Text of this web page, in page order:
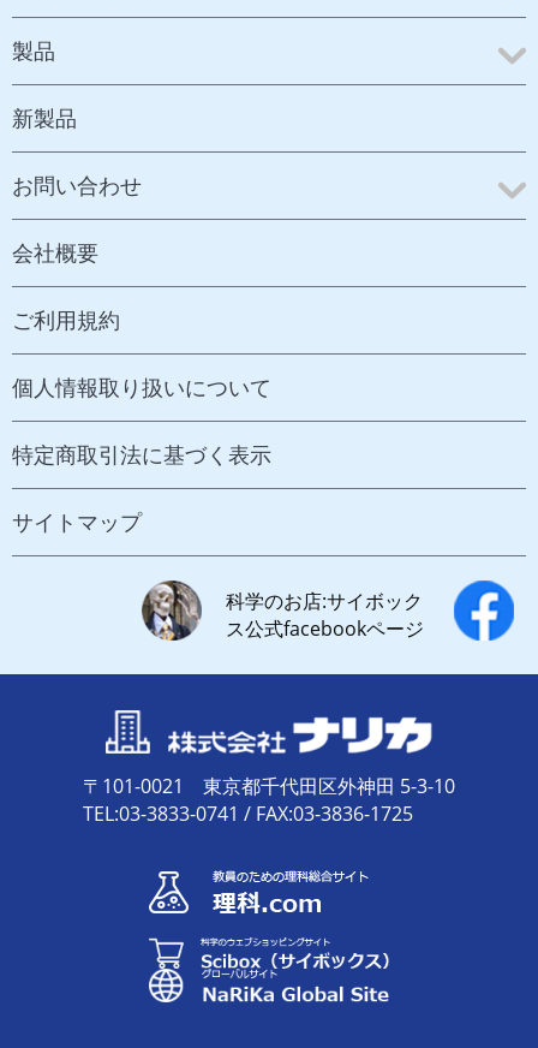
製品
新製品
お問い合わせ
会社概要
ご利用規約
個人情報取り扱いについて
特定商取引法に基づく表示
サイトマップ
科学のお店:サイボック
ス公式facebookページ
〒101-0021 東京都千代田区外神田 5-3-10
TEL:03-3833-0741 / FAX:03-3836-1725